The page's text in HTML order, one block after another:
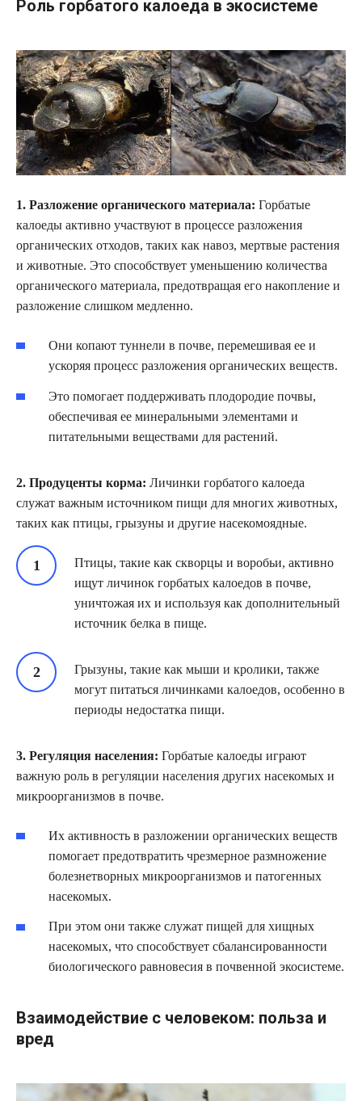
Роль горбатого калоеда в экосистеме
1. Разложение органического материала: Горбатые
калоеды активно участвуют в процессе разложения
органических отходов, таких как навоз, мертвые растения
и животные. Это способствует уменьшению количества
органического материала, предотвращая его накопление и
разложение слишком медленно.
Они копают туннели в почве, перемешивая ее и
ускоряя процесс разложения органических веществ.
Это помогает поддерживать плодородие почвы,
обеспечивая ее минеральными элементами и
питательными веществами для растений.
2. Продуценты корма: Личинки горбатого калоеда
служат важным источником пищи для многих животных,
таких как птицы, грызуны и другие насекомоядные.
Птицы, такие как скворцы и воробьи, активно
ищут личинок горбатых калоедов в почве,
уничтожая их и используя как дополнительный
источник белка в пище.
Грызуны, такие как мыши и кролики, также
могут питаться личинками калоедов, особенно в
периоды недостатка пищи.
3. Регуляция населения: Горбатые калоеды играют
важную роль в регуляции населения других насекомых и
микроорганизмов в почве.
Их активность в разложении органических веществ
помогает предотвратить чрезмерное размножение
болезнетворных микроорганизмов и патогенных
насекомых.
При этом они также служат пищей для хищных
насекомых, что способствует сбалансированности
биологического равновесия в почвенной экосистеме.
Взаимодействие с человеком: польза и
вред